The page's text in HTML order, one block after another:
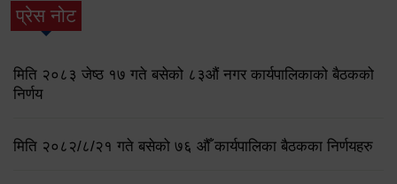
प्रेस नोट
मिति २०८३ जेष्ठ १७ गते बसेको ८३औं नगर कार्यपालिकाको बैठकको
निर्णय
मिति २०८२/८/२१ गते बसेको ७६ औँ कार्यपालिका बैठकका निर्णयहरु